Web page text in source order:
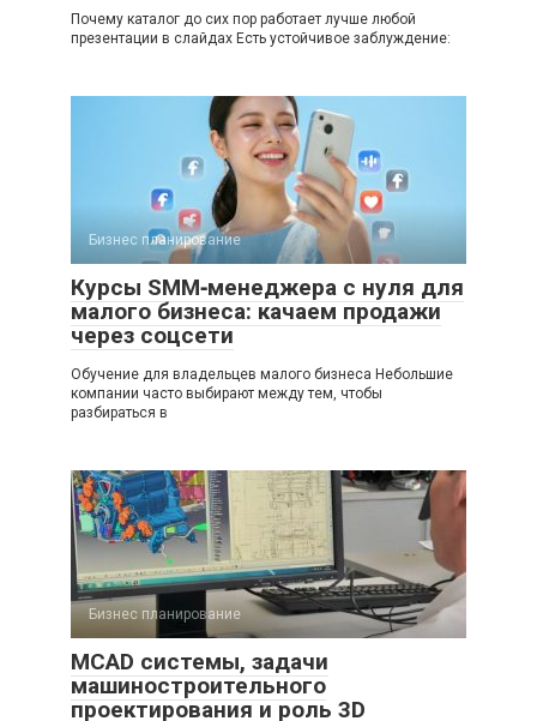
Почему каталог до сих пор работает лучше любой
презентации в слайдах Есть устойчивое заблуждение:
Бизнес планирование
Курсы SMM‑менеджера с нуля для
малого бизнеса: качаем продажи
через соцсети
Обучение для владельцев малого бизнеса Небольшие
компании часто выбирают между тем, чтобы
разбираться в
Бизнес планирование
MCAD системы, задачи
машиностроительного
проектирования и роль 3D